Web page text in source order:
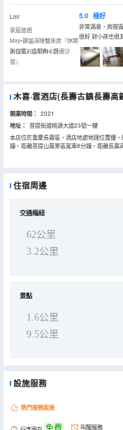
Lini
家庭旅遊
Mxy•靜謐深睡雙床房『休閑
辦公區+ 品茗角+ 舒適沙
發』
入住於2025年12月
5.0 極好
非常滿意，房間
很好 對小孩也很
木喜·雲酒店(長壽古鎮長壽高
開業時間： 2021
地址：
菩提街道桃源大道23號一樓
本店位於重慶長壽區，酒店地處地理位置優
鐘，距離菩提山風景區駕車8分鐘，距離長壽
住宿周邊
交通樞紐
62公里
3.2公里
景點
1.6公里
9.5公里
設施服務
熱門服務設施
叫醒服務